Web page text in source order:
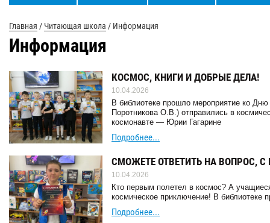
Главная / Читающая школа / Информация
Информация
КОСМОС, КНИГИ И ДОБРЫЕ ДЕЛА!
10.04.2026
В библиотеке прошло мероприятие ко
Поротникова О.В.) отправились в
космонавте — Юрии Гагарине
Подробнее...
СМОЖЕТЕ ОТВЕТИТЬ НА ВОПРОС,
10.04.2026
Кто первым полетел в космос? А
космическое приключение! В библиотеке
Подробнее...